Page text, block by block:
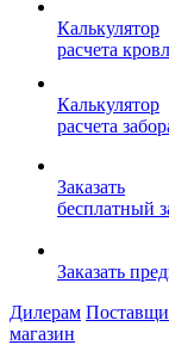
Калькулятор
расчета
Калькулятор
расчета
Заказать
бесплатный
Заказать
Дилерам
магазин